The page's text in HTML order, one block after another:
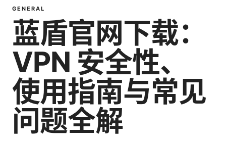
GENERAL
蓝盾官网下载：
VPN 安全性、
使用指南与常见
问题全解